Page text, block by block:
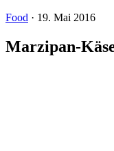
Food · 19. Mai 2016
Marzipan-